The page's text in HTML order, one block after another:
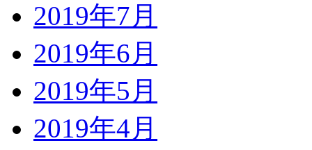
2019年7月
2019年6月
2019年5月
2019年4月